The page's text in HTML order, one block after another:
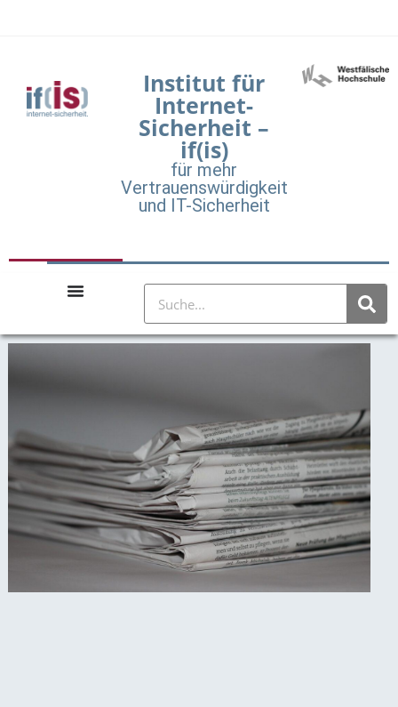
Institut für
Internet-
Sicherheit –
if(is)
für mehr
Vertrauenswürdigkeit
und IT-Sicherheit